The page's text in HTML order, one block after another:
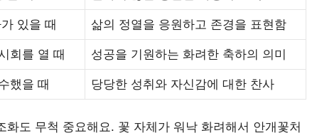
있을 때 삶의 정열을 응원하고 존경을 표현함
회를 열 때 성공을 기원하는 화려한 축하의 의미
했을 때 당당한 성취와 자신감에 대한 찬사
도 무척 중요해요. 꽃 자체가 워낙 화려해서 안개꽃처